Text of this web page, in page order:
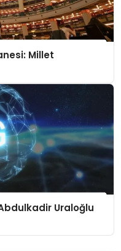
Millet
Uraloğlu